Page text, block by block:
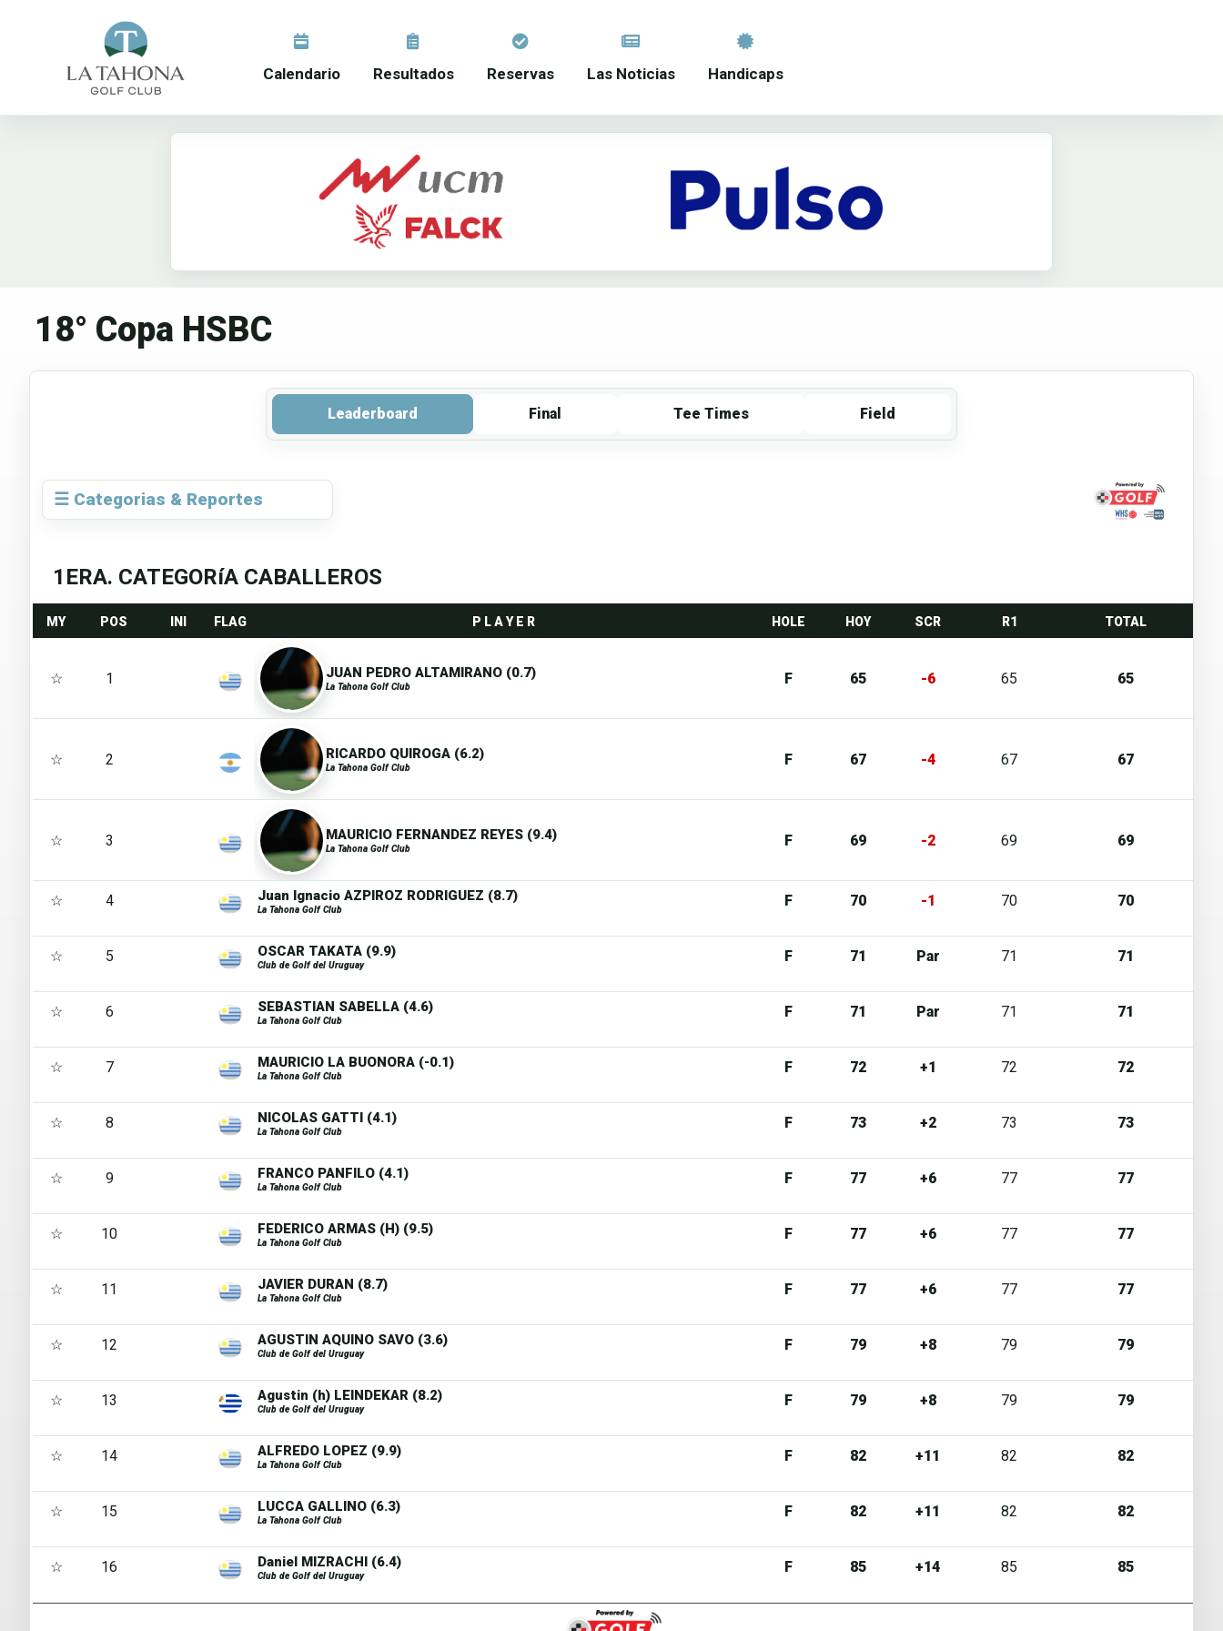
Calendario Resultados Reservas Las Noticias Handicaps
18° Copa HSBC
Leaderboard Final Tee Times Field
☰ Categorias & Reportes
1ERA. CATEGORíA CABALLEROS
MY POS INI FLAG P L A Y E R HOLE HOY SCR R1 TOTAL
☆ 1 JUAN PEDRO ALTAMIRANO (0.7)
La Tahona Golf Club F 65 -6 65 65
☆ 2 RICARDO QUIROGA (6.2)
La Tahona Golf Club F 67 -4 67 67
☆ 3 MAURICIO FERNANDEZ REYES (9.4)
La Tahona Golf Club F 69 -2 69 69
☆ 4 Juan Ignacio AZPIROZ RODRIGUEZ (8.7)
La Tahona Golf Club
F 70 -1 70 70
☆ 5 OSCAR TAKATA (9.9)
Club de Golf del Uruguay
F 71 Par 71 71
☆ 6 SEBASTIAN SABELLA (4.6)
La Tahona Golf Club
F 71 Par 71 71
☆ 7 MAURICIO LA BUONORA (-0.1)
La Tahona Golf Club
F 72 +1 72 72
☆ 8 NICOLAS GATTI (4.1)
La Tahona Golf Club
F 73 +2 73 73
☆ 9 FRANCO PANFILO (4.1)
La Tahona Golf Club
F 77 +6 77 77
☆ 10 FEDERICO ARMAS (H) (9.5)
La Tahona Golf Club
F 77 +6 77 77
☆ 11 JAVIER DURAN (8.7)
La Tahona Golf Club
F 77 +6 77 77
☆ 12 AGUSTIN AQUINO SAVO (3.6)
Club de Golf del Uruguay
F 79 +8 79 79
☆ 13 Agustin (h) LEINDEKAR (8.2)
Club de Golf del Uruguay
F 79 +8 79 79
☆ 14 ALFREDO LOPEZ (9.9)
La Tahona Golf Club
F 82 +11 82 82
☆ 15 LUCCA GALLINO (6.3)
La Tahona Golf Club
F 82 +11 82 82
☆ 16 Daniel MIZRACHI (6.4)
Club de Golf del Uruguay
F 85 +14 85 85